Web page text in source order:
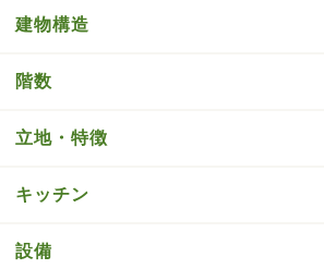
建物構造
階数
立地・特徴
キッチン
設備